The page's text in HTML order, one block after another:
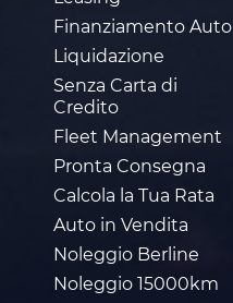
Finanziamento Auto
Liquidazione
Senza Carta di
Credito
Fleet Management
Pronta Consegna
Calcola la Tua Rata
Auto in Vendita
Noleggio Berline
Noleggio 15000km